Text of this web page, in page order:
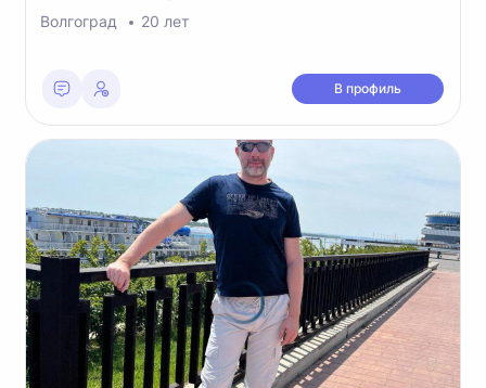
Волгоград 20 лет
В профиль